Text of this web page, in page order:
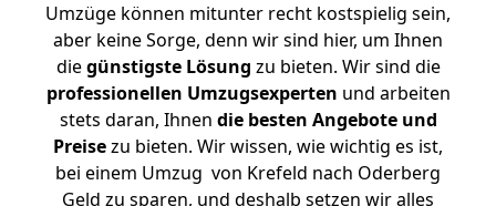
Umzüge können mitunter recht kostspielig sein,
aber keine Sorge, denn wir sind hier, um Ihnen
diegünstigste Lösung zu bieten. Wir sind die
professionellen Umzugsexperten und arbeiten
stets daran, Ihnen die besten Angebote und
Preisezu bieten. Wir wissen, wie wichtig es ist,
bei einem Umzug von Krefeld nach Oderberg
Geld zu sparen, und deshalb setzen wir alles